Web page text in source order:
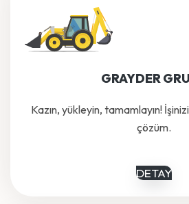
GRAYDER
Kazın, yükleyin, tamamlayın!
çözüm.
DETAY